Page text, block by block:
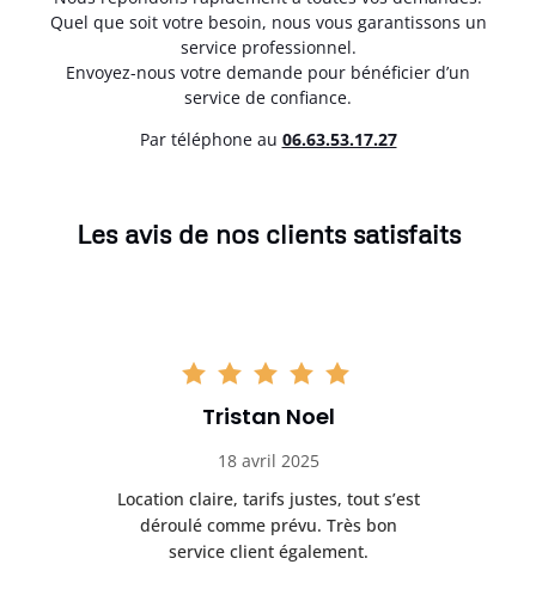
Quel que soit votre besoin, nous vous garantissons un
service professionnel.
Envoyez-nous votre demande pour bénéficier d’un
service de confiance.
Par téléphone au 06.63.53.17.27
Les avis de nos clients satisfaits
Tristan Noel
18 avril 2025
Location claire, tarifs justes, tout s’est
déroulé comme prévu. Très bon
service client également.